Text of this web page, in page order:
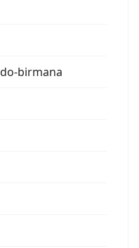
birmana